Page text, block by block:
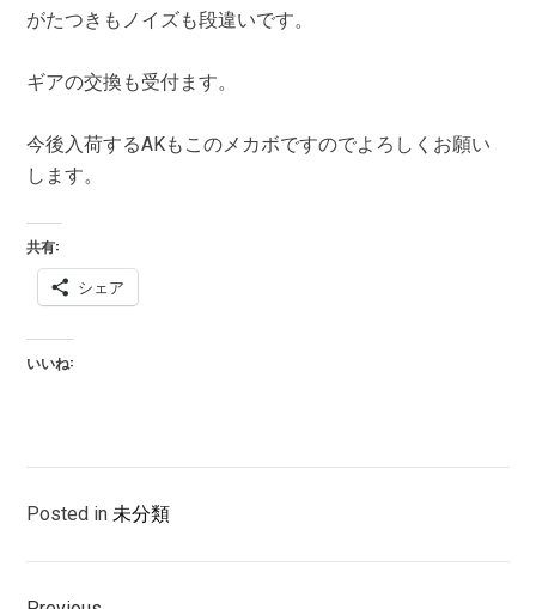
がたつきもノイズも段違いです。
ギアの交換も受付ます。
今後入荷するAKもこのメカボですのでよろしくお願い
します。
共有:
シェア
いいね:
Posted in 未分類
投